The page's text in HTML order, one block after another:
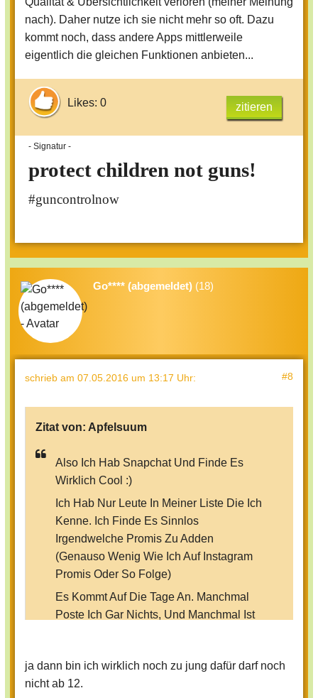
nach). Daher nutze ich sie nicht mehr so oft. Dazu
kommt noch, dass andere Apps mittlerweile
eigentlich die gleichen Funktionen anbieten...
Likes: 0 zitieren
- Signatur -
protect children not guns!
#guncontrolnow
Go**** (abgemeldet) (18)
schrieb am 07.05.2016 um 13:17 Uhr: #8
Zitat von: Apfelsuum
Also Ich Hab Snapchat Und Finde Es
Wirklich Cool :)
Ich Hab Nur Leute In Meiner Liste Die Ich
Kenne. Ich Finde Es Sinnlos
Irgendwelche Promis Zu Adden
(Genauso Wenig Wie Ich Auf Instagram
Promis Oder So Folge)
Es Kommt Auf Die Tage An. Manchmal
Poste Ich Gar Nichts, Und Manchmal Ist
Nicht Verstanden :D Die Trophäen Sind
Mir Egal, Weiß Auch Nicht Wie Man
ja dann bin ich wirklich noch zu jung dafür darf noch
nicht ab 12.